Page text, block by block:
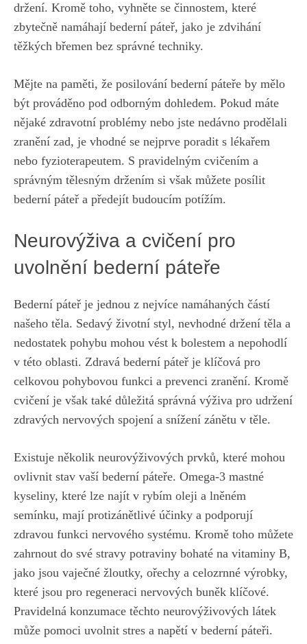
držení. Kromě toho, vyhněte se činnostem, které
zbytečně namáhají bederní páteř, jako je zdvihání
těžkých břemen bez správné techniky.
Mějte na paměti, že posilování bederní páteře by mělo
být prováděno pod odborným dohledem. Pokud máte
nějaké zdravotní problémy nebo jste nedávno prodělali
zranění zad, je vhodné se nejprve poradit s lékařem
nebo fyzioterapeutem. S pravidelným cvičením a
správným tělesným držením si však můžete posílit
bederní páteř a předejít budoucím potížím.
Neurovýživa a cvičení pro
uvolnění bederní páteře
Bederní páteř je jednou z nejvíce namáhaných částí
našeho těla. Sedavý životní styl, nevhodné držení těla a
nedostatek pohybu mohou vést k bolestem a nepohodlí
v této oblasti. Zdravá bederní páteř je klíčová pro
celkovou pohybovou funkci a prevenci zranění. Kromě
cvičení je však také důležitá správná výživa pro udržení
zdravých nervových spojení a snížení zánětu v těle.
Existuje několik neurovýživových prvků, které mohou
ovlivnit stav vaší bederní páteře. Omega-3 mastné
kyseliny, které lze najít v rybím oleji a lněném
semínku, mají protizánětlivé účinky a podporují
zdravou funkci nervového systému. Kromě toho můžete
zahrnout do své stravy potraviny bohaté na vitaminy B,
jako jsou vaječné žloutky, ořechy a celozrnné výrobky,
které jsou pro regeneraci nervových buněk klíčové.
Pravidelná konzumace těchto neurovýživových látek
může pomoci uvolnit stres a napětí v bederní páteři.